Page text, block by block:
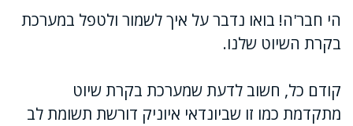
הי חבר'ה! בואו נדבר על איך לשמור ולטפל במערכת
בקרת השיוט שלנו.
קודם כל, חשוב לדעת שמערכת בקרת שיוט
מתקדמת כמו זו שביונדאי איוניק דורשת תשומת לב